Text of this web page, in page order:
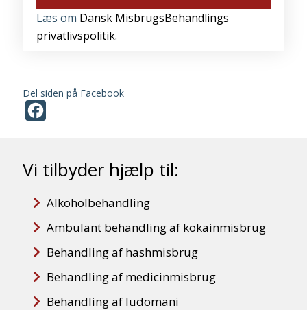
Læs om Dansk MisbrugsBehandlings
privatlivspolitik.
Del siden på Facebook
Vi tilbyder hjælp til:
Alkoholbehandling
Ambulant behandling af kokainmisbrug
Behandling af hashmisbrug
Behandling af medicinmisbrug
Behandling af ludomani